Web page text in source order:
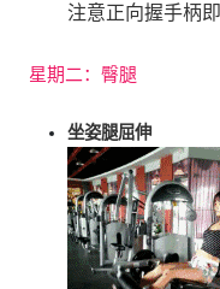
注意正向握手柄
星期二：臀腿
坐姿腿屈伸